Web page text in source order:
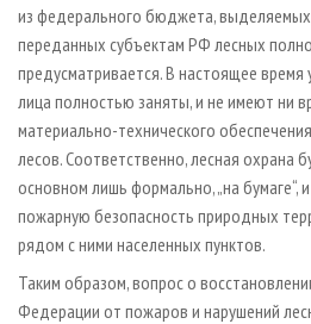
из федерального бюджета,
переданных субъектам РФ лесных
предусматривается. В настоящее
лица полностью заняты, и не имеют ни
материально-технического
лесов. Соответственно, лесная охрана
основном лишь формально, „на бумаге“,
пожарную безопасность природных
рядом с ними населенных пунктов.
Таким образом, вопрос о
Федерации от пожаров и нарушений